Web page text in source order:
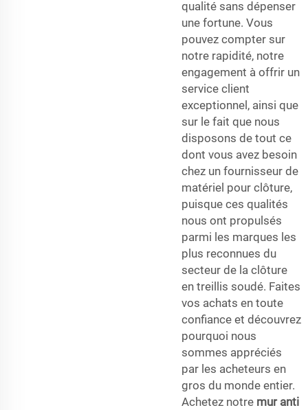
qualité sans dépenser
une fortune. Vous
pouvez compter sur
notre rapidité, notre
engagement à offrir un
service client
exceptionnel, ainsi que
sur le fait que nous
disposons de tout ce
dont vous avez besoin
chez un fournisseur de
matériel pour clôture,
puisque ces qualités
nous ont propulsés
parmi les marques les
plus reconnues du
secteur de la clôture
en treillis soudé. Faites
vos achats en toute
confiance et découvrez
pourquoi nous
sommes appréciés
par les acheteurs en
gros du monde entier.
Achetez notre mur anti